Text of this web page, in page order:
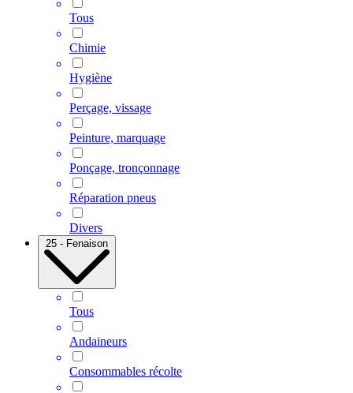
Tous
Chimie
Hygiène
Perçage, vissage
Peinture, marquage
Ponçage, tronçonnage
Réparation pneus
Divers
25 - Fenaison
Tous
Andaineurs
Consommables récolte